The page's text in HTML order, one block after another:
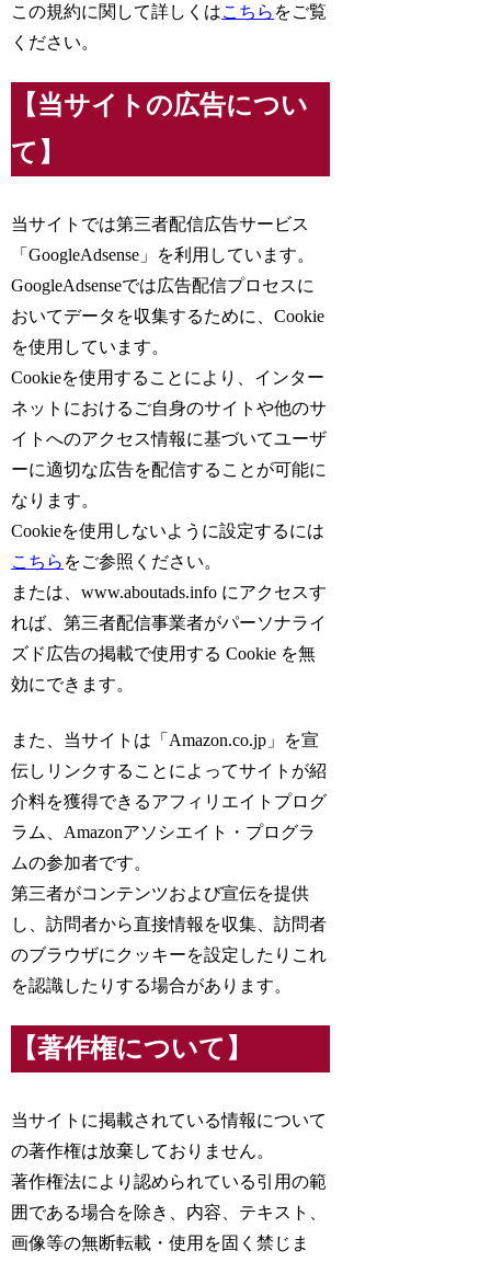
この規約に関して詳しくはこちら をご覧
ください。
【当サイトの広告につい
て】
当サイトでは第三者配信広告サービス
「GoogleAdsense」を利用しています。
GoogleAdsenseでは広告配信プロセスに
おいてデータを収集するために、Cookie
を使用しています。
Cookieを使用することにより、インター
ネットにおけるご自身のサイトや他のサ
イトへのアクセス情報に基づいてユーザ
ーに適切な広告を配信することが可能に
なります。
Cookieを使用しないように設定するには
こちら をご参照ください。
または、www.aboutads.info にアクセスす
れば、第三者配信事業者がパーソナライ
ズド広告の掲載で使用する Cookie を無
効にできます。
また、当サイトは「Amazon.co.jp」を宣
伝しリンクすることによってサイトが紹
介料を獲得できるアフィリエイトプログ
ラム、Amazonアソシエイト・プログラ
ムの参加者です。
第三者がコンテンツおよび宣伝を提供
し、訪問者から直接情報を収集、訪問者
のブラウザにクッキーを設定したりこれ
を認識したりする場合があります。
【著作権について】
当サイトに掲載されている情報について
の著作権は放棄しておりません。
著作権法により認められている引用の範
囲である場合を除き、内容、テキスト、
画像等の無断転載・使用を固く禁じま